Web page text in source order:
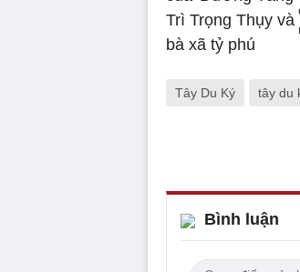
Tây Du Ký tây du
Bình luận